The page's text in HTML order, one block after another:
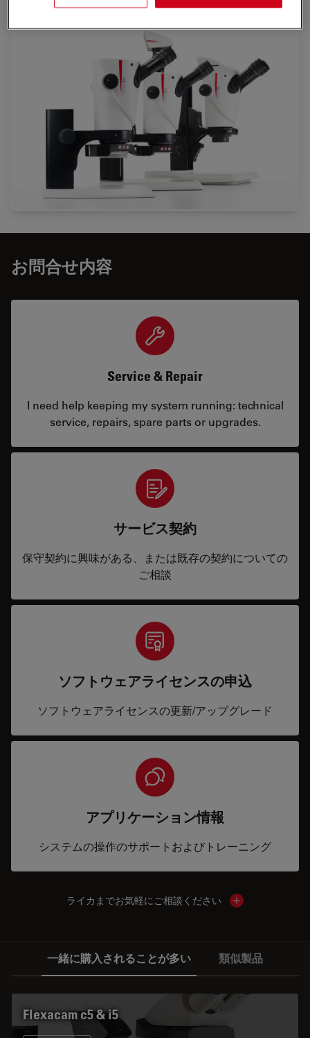
お問合せ内容
Service & Repair
I need help keeping my system running: technical
service, repairs, spare parts or upgrades.
サービス契約
保守契約に興味がある、または既存の契約についての
ご相談
ソフトウェアライセンスの申込
ソフトウェアライセンスの更新/アップグレード
アプリケーション情報
システムの操作のサポートおよびトレーニング
ライカまでお気軽にご相談ください Show local
一緒に購入されることが多い 類似製品
Flexacam c5 & i5